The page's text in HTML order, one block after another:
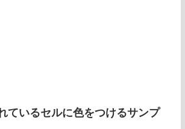
ているセルに色をつけるサンプ